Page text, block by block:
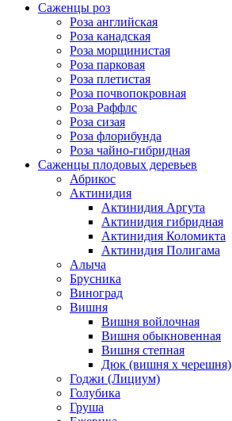
Саженцы роз
Роза английская
Роза канадская
Роза морщинистая
Роза парковая
Роза плетистая
Роза почвопокровная
Роза Раффлс
Роза сизая
Роза флорибунда
Роза чайно-гибридная
Саженцы плодовых деревьев
Абрикос
Актинидия
Актинидия Аргута
Актинидия гибридная
Актинидия Коломикта
Актинидия Полигама
Алыча
Брусника
Виноград
Вишня
Вишня войлочная
Вишня обыкновенная
Вишня степная
Дюк (вишня х черешня)
Годжи (Лициум)
Голубика
Груша